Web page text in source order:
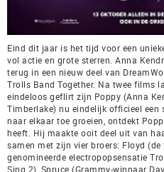
Eind dit jaar is het tijd voor een
vol actie en grote sterren. Anna
terug in een nieuw deel van
Trolls Band Together. Na twee films
eindeloos geflirt zijn Poppy (Anna
Timberlake) nu eindelijk officieel
naar elkaar toe groeien, ontdekt
heeft. Hij maakte ooit deel uit van
samen met zijn vier broers: Floyd (de
genomineerde electropopsensatie
Sing 2), Spruce (Grammy-winnaar